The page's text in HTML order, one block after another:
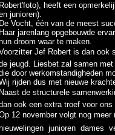
Robert'foto), heeft een
junioren).
De Vocht, één van de meest
Haar jarenlang opgebouwde
hun droom waar te maken.
Jef Robert is dan ook
jeugd. Liesbet zal samen
door werkomstandigheden
rijden dus met nieuwe
Naast de structurele
ook een extra troef voor
12 november volgt nog meer
 junioren  dames 